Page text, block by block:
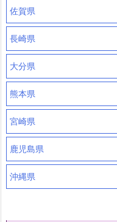
佐賀県
長崎県
大分県
熊本県
宮崎県
鹿児島県
沖縄県